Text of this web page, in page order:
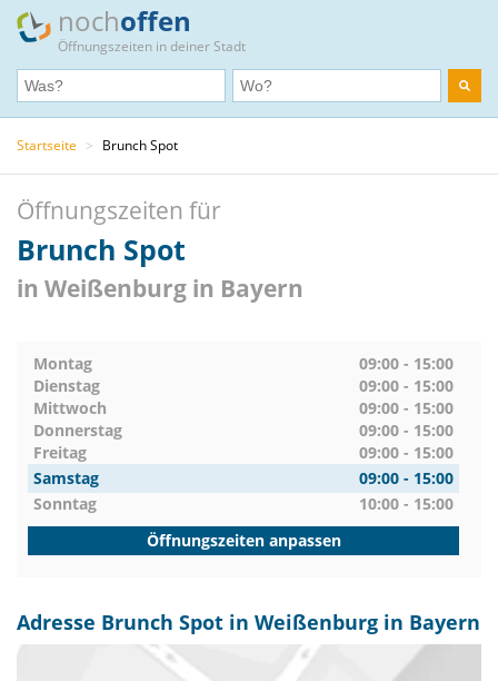
nochoffen
Öffnungszeiten in deiner Stadt
Startseite > Brunch Spot
Öffnungszeiten für
Brunch Spot
in Weißenburg in Bayern
Montag
09:00 - 15:00
Dienstag
09:00 - 15:00
Mittwoch
09:00 - 15:00
Donnerstag
09:00 - 15:00
Freitag
09:00 - 15:00
Samstag
09:00 - 15:00
Sonntag
10:00 - 15:00
Öffnungszeiten anpassen
Adresse Brunch Spot in Weißenburg in Bayern